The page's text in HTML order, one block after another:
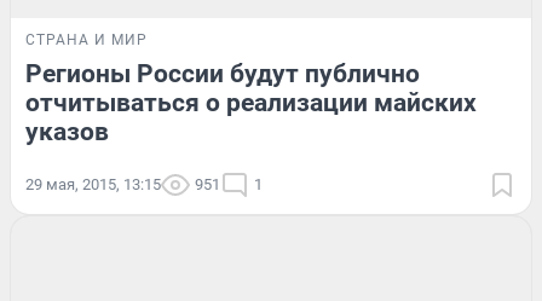
СТРАНА И МИР
Регионы России будут публично
отчитываться о реализации майских
указов
29 мая, 2015, 13:15 951 1